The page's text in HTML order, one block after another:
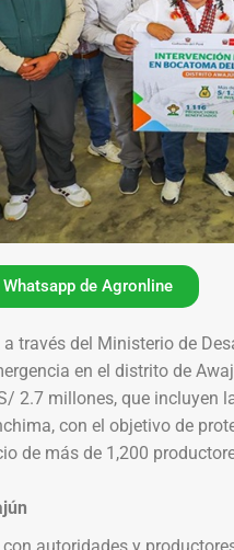
Whatsapp de Agronline
a través del Ministerio de
en el distrito de
2.7 millones, que incluyen
con el objetivo de
de más de 1,200